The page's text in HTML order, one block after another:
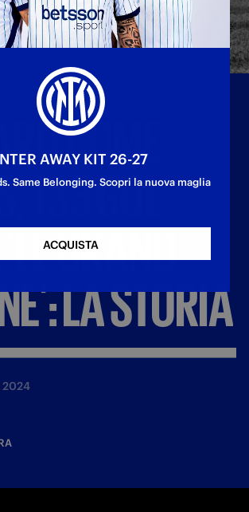
COME
133GOL
'LEGRAND
LASTORIA
2024
AWAY KIT 26-27
Same Belonging. Scopri la nuova maglia
ACQUISTA